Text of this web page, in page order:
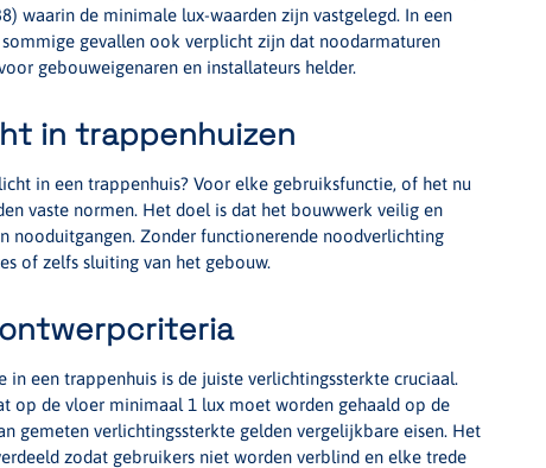
waarin de minimale lux-waarden zijn vastgelegd. In een
gevallen ook verplicht zijn dat noodarmaturen
gebouweigenaren en installateurs helder.
in trappenhuizen
in een trappenhuis? Voor elke gebruiksfunctie, of het nu
vaste normen. Het doel is dat het bouwwerk veilig en
nooduitgangen. Zonder functionerende noodverlichting
of zelfs sluiting van het gebouw.
een trappenhuis is de juiste verlichtingssterkte cruciaal.
op de vloer minimaal 1 lux moet worden gehaald op de
gemeten verlichtingssterkte gelden vergelijkbare eisen. Het
zodat gebruikers niet worden verblind en elke trede